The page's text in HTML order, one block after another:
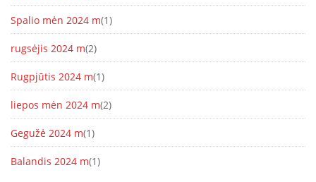
Spalio mėn 2024 m(1)
rugsėjis 2024 m(2)
Rugpjūtis 2024 m(1)
liepos mėn 2024 m(2)
Gegužė 2024 m(1)
Balandis 2024 m(1)